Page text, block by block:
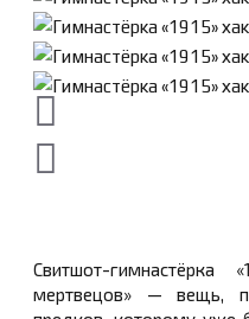
Свитшот-гимнастёрка
мертвецов» — вещь,